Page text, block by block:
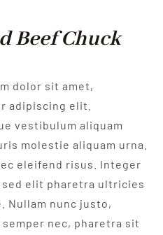
Beef Chuck
dolor sit amet,
adipiscing elit.
vestibulum aliquam
molestie aliquam urna.
eleifend risus. Integer
elit pharetra ultricies
Nullam nunc justo,
nec, pharetra sit